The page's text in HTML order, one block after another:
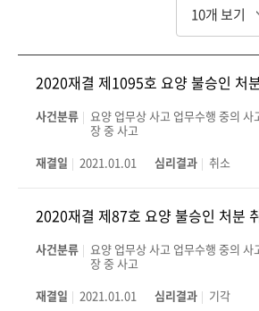
2020재결 제1095호 요양 불승인 처
사건분류
요양 업무상 사고 업무수행 중의 사
장 중 사고
재결일
2021.01.01 심리결과 취소
2020재결 제87호 요양 불승인 처분
사건분류
요양 업무상 사고 업무수행 중의 사
장 중 사고
재결일
2021.01.01 심리결과 기각